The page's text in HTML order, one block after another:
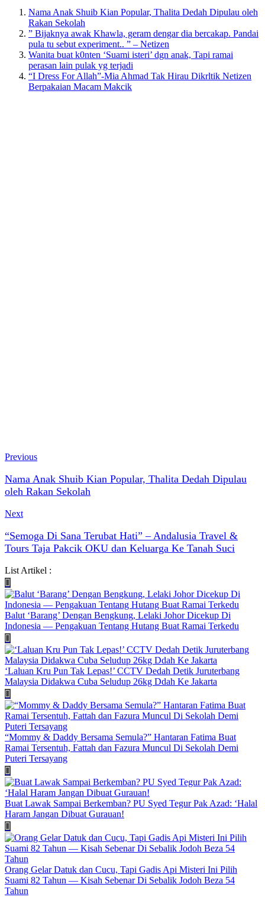
Nama Anak Shuib Kian Popular, Thalita Dedah Dipulau oleh
Rakan Sekolah
” Bijaknya awak Khawla, geram dengar dia bercakap. Pandai
pula tu sebut experiment.. ” – Netizen
Wanita buat k0nten ‘Suami isteri’ dgn anak, Tapi ramai
perasan lain pulak yg terjadi
“I Dress For Allah”-Mia Ahmad Tak Hirau Dikrltik Netizen
Berpakaian Macam Makcik
Previous
Nama Anak Shuib Kian Popular, Thalita Dedah Dipulau
oleh Rakan Sekolah
Next
“Semoga Di Sana Terubat Hati” – Andalusia Travel &
Tours Taja Pakcik OKU dan Keluarga Ke Tanah Suci
List Artikel :
Balut ‘Barang’ Dengan Bengkung, Lelaki Johor Dicekup Di
Indonesia — Pengakuan Tentang Hutang Buat Ramai Terkedu
‘Laluan Kru Pun Tak Lepas!’ CCTV Dedah Detik Juruterbang
Malaysia Didakwa Cuba Seludup 26kg Ddah Ke Jakarta
“Mommy & Daddy Bersama Semula?” Hantaran Fatima Buat
Ramai Tersentuh, Fattah dan Fazura Muncul Di Sekolah Demi
Puteri Tersayang
Buat Lawak Sampai Berkemban? PU Syed Tegur Pak Azad: ‘Halal
Haram Jangan Dibuat Gurauan!
Orang Gelar Datuk dan Cucu, Tapi Gadis Api Misteri Ini Pilih
Suami 82 Tahun — Kisah Sebenar Di Sebalik Jodoh Beza 54
Tahun